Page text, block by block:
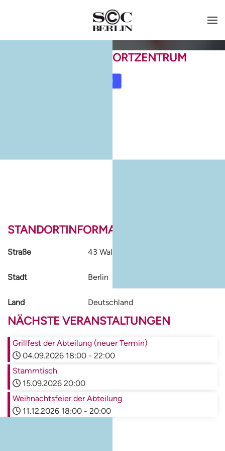
SCC-CLUBHAUS/SPORTZENTRUM
STANDORTINFORMATIONEN
Straße 43 Waldschulallee
Stadt Berlin
Land Deutschland
NÄCHSTE VERANSTALTUNGEN
Grillfest der Abteilung (neuer Termin)
04.09.2026 18:00 - 22:00
Stammtisch
15.09.2026 20:00
Weihnachtsfeier der Abteilung
11.12.2026 18:00 - 20:00